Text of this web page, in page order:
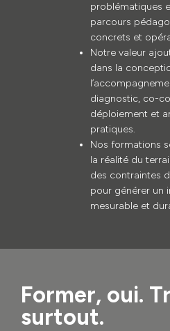
problématiques
parcours
concrets et
Notre valeur
dans la
diagnostic, co-
déploiement et
pratiques.
Nos formations
la réalité du
des contraintes
pour générer un
mesurable et
Former, oui.
surtout.